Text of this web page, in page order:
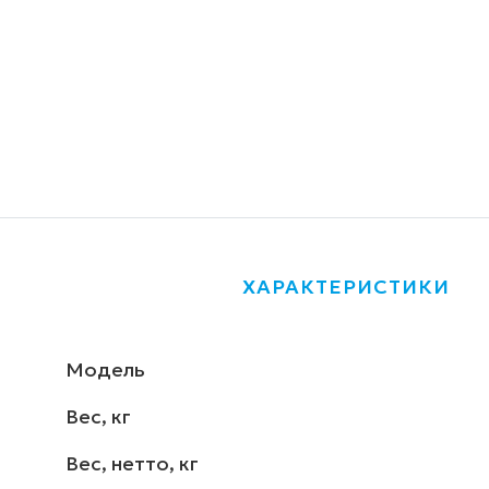
ХАРАКТЕРИСТИКИ
Модель
Вес, кг
Вес, нетто, кг